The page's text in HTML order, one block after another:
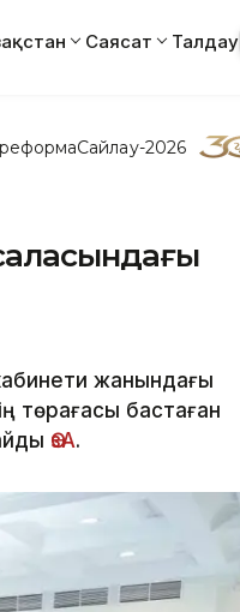
Саясат Талдау
реформаСайлау-2026
жанындағы
төрағасы бастаған
ӨзА.